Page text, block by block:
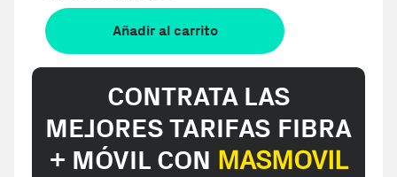
Añadir al carrito
CONTRATA LAS
MEJORES TARIFAS FIBRA
+ MÓVIL CON MASMOVIL